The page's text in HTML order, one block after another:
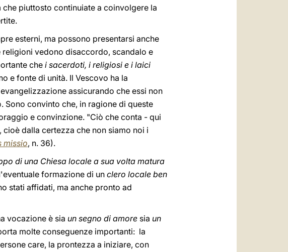
piuttosto continuiate a coinvolgere la
esterni, ma possono presentarsi anche
vedono disaccordo, scandalo e
che i sacerdoti, i religiosi e i laici
e fonte di unità. Il Vescovo ha la
assicurando che essi non
Sono convinto che, in ragione di queste
e convinzione. "Ciò che conta - qui
dalla certezza che non siamo noi i
missio, n. 36).
di una Chiesa locale a sua volta matura
formazione di un clero locale ben
stati affidati, ma anche pronto ad
vocazione è sia un segno di amore sia un
molte conseguenze importanti: la
care, la prontezza a iniziare, con